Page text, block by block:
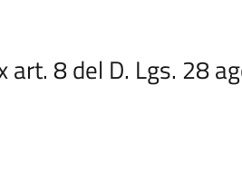
art. 8 del D. Lgs. 28